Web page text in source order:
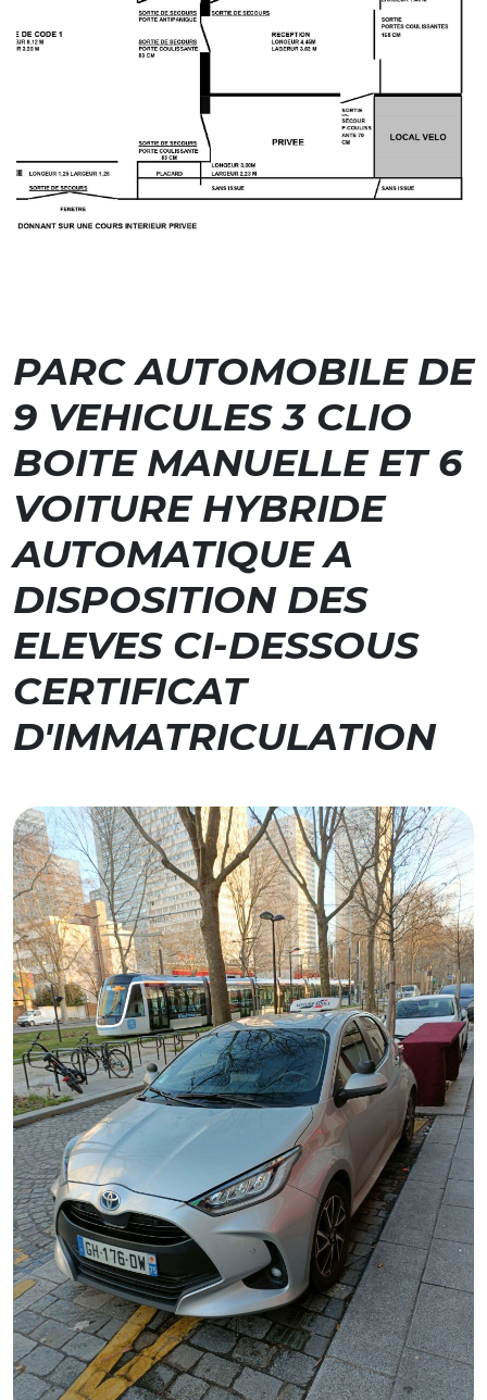
PARC AUTOMOBILE DE
9 VEHICULES 3 CLIO
BOITE MANUELLE ET 6
VOITURE HYBRIDE
AUTOMATIQUE A
DISPOSITION DES
ELEVES CI-DESSOUS
CERTIFICAT
D'IMMATRICULATION